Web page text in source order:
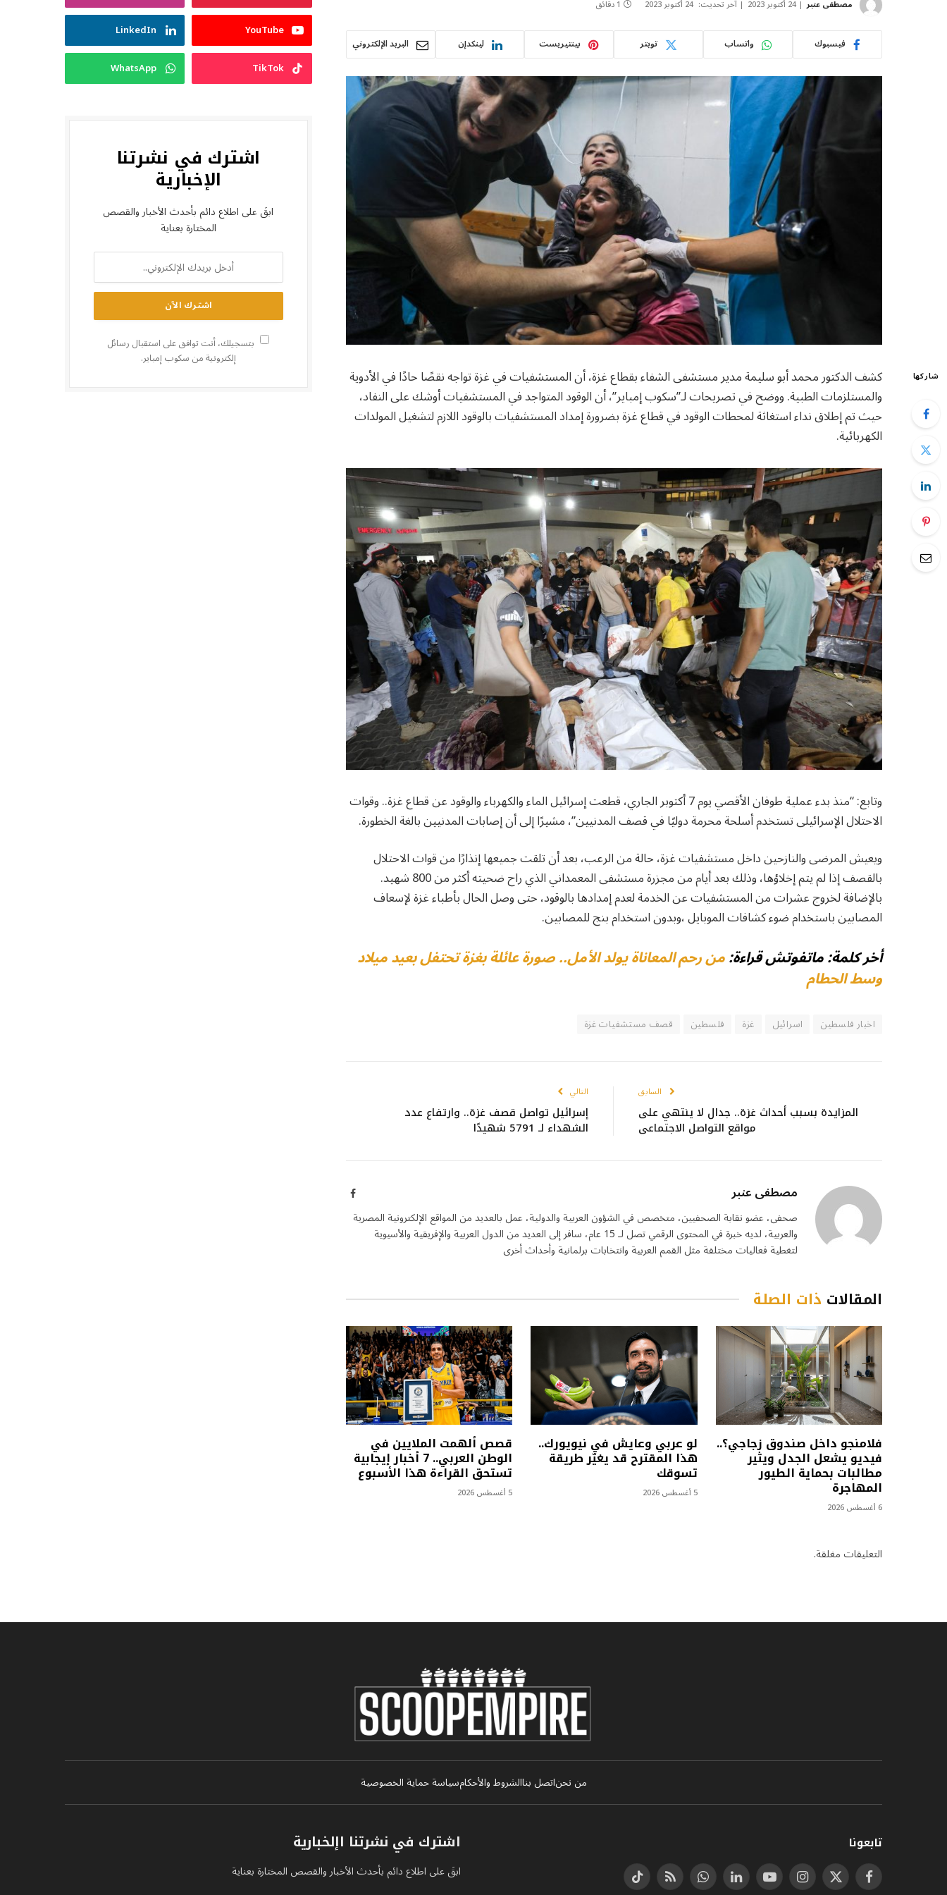
مصطفى عنبر 24 أكتوبر 2023 آخر تحديث: 24 أكتوبر 2023 1 دقائق
فيسبوك واتساب تويتر بينتيريست لينكدإن البريد الإلكتروني
شاركها
كشف الدكتور محمد أبو سليمة مدير مستشفى الشفاء بقطاع غزة، أن المستشفيات في غزة تواجه نقصًا حادًا في الأدوية
والمستلزمات الطبية. ووضح في تصريحات لـ”سكوب إمباير”، أن الوقود المتواجد في المستشفيات أوشك على النفاد،
حيث تم إطلاق نداء استغاثة لمحطات الوقود في قطاع غزة بضرورة إمداد المستشفيات بالوقود اللازم لتشغيل المولدات
الكهربائية.
وتابع: “منذ بدء عملية طوفان الأقصي يوم 7 أكتوبر الجاري، قطعت إسرائيل الماء والكهرباء والوقود عن قطاع غزة.. وقوات
الاحتلال الإسرائيلى تستخدم أسلحة محرمة دوليًا في قصف المدنيين”، مشيرًا إلى أن إصابات المدنيين بالغة الخطورة.
ويعيش المرضى والنازحين داخل مستشفيات غزة، حالة من الرعب، بعد أن تلقت جميعها إنذارًا من قوات الاحتلال
بالقصف إذا لم يتم إخلاؤها، وذلك بعد أيام من مجزرة مستشفى المعمداني الذي راح ضحيته أكثر من 800 شهيد.
بالإضافة لخروج عشرات من المستشفيات عن الخدمة لعدم إمدادها بالوقود، حتى وصل الحال بأطباء غزة لإسعاف
المصابين باستخدام ضوء كشافات الموبايل ،وبدون استخدام بنج للمصابين.
أخر كلمة: ماتفوتش قراءة:من رحم المعاناة يولد الأمل.. صورة عائلة بغزة تحتفل بعيد ميلاد
وسط الحطام
اخبار فلسطين اسرائيل غزة فلسطين قصف مستشفيات غزة
السابق
المزايدة بسبب أحداث غزة.. جدال لا ينتهي على
مواقع التواصل الاجتماعي
التالي
إسرائيل تواصل قصف غزة.. وارتفاع عدد
الشهداء لـ 5791 شهيدًا
مصطفى عنبر فيسبوك
صحفى، عضو نقابة الصحفيين، متخصص في الشؤون العربية والدولية، عمل بالعديد من المواقع الإلكترونية المصرية
والعربية، لديه خبرة في المحتوى الرقمي تصل لـ 15 عام، سافر إلى العديد من الدول العربية والإفريقية والأسيوية
لتغطية فعاليات مختلفة مثل القمم العربية وانتخابات برلمانية وأحداث أخرى
المقالات ذات الصلة
فلامنجو داخل صندوق زجاجي؟..
فيديو يشعل الجدل ويثير
مطالبات بحماية الطيور
المهاجرة
6 أغسطس 2026
لو عربي وعايش في نيويورك..
هذا المقترح قد يغيّر طريقة
تسوقك
5 أغسطس 2026
قصص ألهمت الملايين في
الوطن العربي.. 7 أخبار إيجابية
تستحق القراءة هذا الأسبوع
5 أغسطس 2026
التعليقات مغلقة.
YouTube
LinkedIn
TikTok
WhatsApp
اشترك في نشرتنا
الإخبارية
ابقَ على اطلاع دائم بأحدث الأخبار والقصص
المختارة بعناية
بتسجيلك، أنت توافق على استقبال رسائل
إلكترونية من سكوب إمباير.
من نحناتصل بناالشروط والأحكامسياسة حماية الخصوصية
تابعونا
فيسبوكX الانستغراميوتيوب لينكدإنواتسابRSS تيكتوك
اشترك في نشرتنا اإلخبارية
ابقَ على اطلاع دائم بأحدث الأخبار والقصص المختارة بعناية